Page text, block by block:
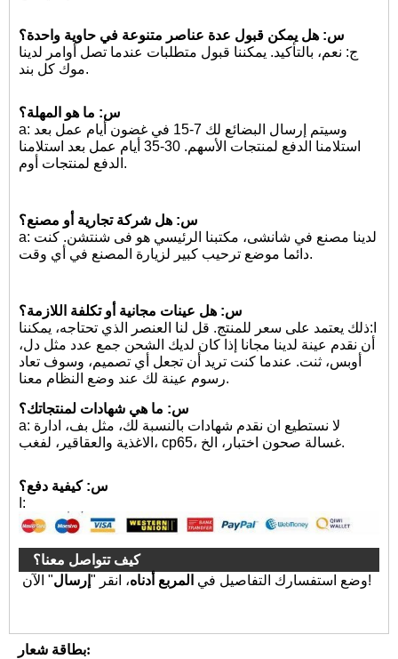
س: هل يمكن قبول عدة عناصر متنوعة في حاوية واحدة؟
ج: نعم، بالتأكيد. يمكننا قبول متطلبات عندما تصل أوامر لدينا
موك كل بند.
س: ما هو المهلة؟
a: وسيتم إرسال البضائع لك 7-15 في غضون أيام عمل بعد
استلامنا الدفع لمنتجات الأسهم. 30-35 أيام عمل بعد استلامنا
الدفع لمنتجات أوم.
س: هل شركة تجارية أو مصنع؟
a: لدينا مصنع في شانشى، مكتبنا الرئيسي هو فى شنتشن. كنت
دائما موضع ترحيب كبير لزيارة المصنع في أي وقت.
س: هل عينات مجانية أو تكلفة اللازمة؟
ا:ذلك يعتمد على سعر للمنتج. قل لنا العنصر الذي تحتاجه، يمكننا
أن نقدم عينة لدينا مجانا إذا كان لديك الشحن جمع عدد مثل دل،
أوبس، ثنت. عندما كنت تريد أن تجعل أي تصميم، وسوف تعاد
رسوم عينة لك عند وضع النظام معنا.
س: ما هي شهادات لمنتجاتك؟
a: لا نستطيع ان نقدم شهادات بالنسبة لك، مثل بف، ادارة
الاغذية والعقاقير، لفغب، cp65، غسالة صحون اختبار، الخ.
س: كيفية دفع؟
ا:
كيف تتواصل معنا؟
وضع استفسارك التفاصيل في المربع أدناه، انقر "إرسال " الآن!
بطاقة شعار: